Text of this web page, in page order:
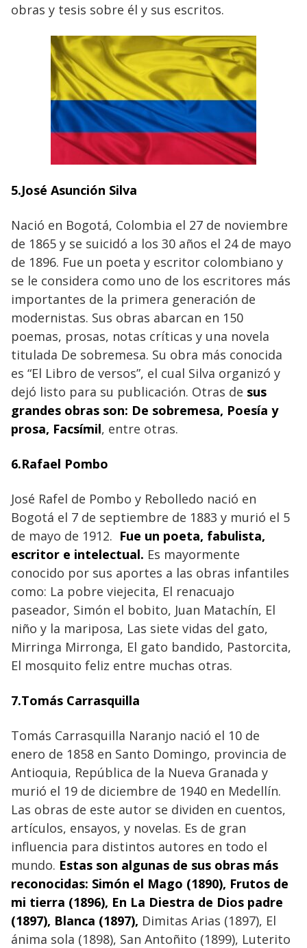
obras y tesis sobre él y sus escritos.
5.José Asunción Silva
Nació en Bogotá, Colombia el 27 de noviembre
de 1865 y se suicidó a los 30 años el 24 de mayo
de 1896. Fue un poeta y escritor colombiano y
se le considera como uno de los escritores más
importantes de la primera generación de
modernistas. Sus obras abarcan en 150
poemas, prosas, notas críticas y una novela
titulada De sobremesa. Su obra más conocida
es “El Libro de versos”, el cual Silva organizó y
dejó listo para su publicación. Otras de sus
grandes obras son: De sobremesa, Poesía y
prosa, Facsímil, entre otras.
6.Rafael Pombo
José Rafel de Pombo y Rebolledo nació en
Bogotá el 7 de septiembre de 1883 y murió el 5
de mayo de 1912. Fue un poeta, fabulista,
escritor e intelectual. Es mayormente
conocido por sus aportes a las obras infantiles
como: La pobre viejecita, El renacuajo
paseador, Simón el bobito, Juan Matachín, El
niño y la mariposa, Las siete vidas del gato,
Mirringa Mirronga, El gato bandido, Pastorcita,
El mosquito feliz entre muchas otras.
7.Tomás Carrasquilla
Tomás Carrasquilla Naranjo nació el 10 de
enero de 1858 en Santo Domingo, provincia de
Antioquia, República de la Nueva Granada y
murió el 19 de diciembre de 1940 en Medellín.
Las obras de este autor se dividen en cuentos,
artículos, ensayos, y novelas. Es de gran
influencia para distintos autores en todo el
mundo. Estas son algunas de sus obras más
reconocidas: Simón el Mago (1890), Frutos de
mi tierra (1896), En La Diestra de Dios padre
(1897), Blanca (1897), Dimitas Arias (1897), El
ánima sola (1898), San Antoñito (1899), Luterito